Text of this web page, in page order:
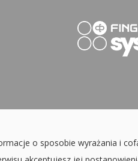
o sposobie wyrażania i